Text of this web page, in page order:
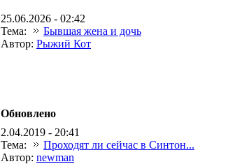
25.06.2026 - 02:42
Тема:
Бывшая жена и дочь
Автор: Рыжий Кот
Обновлено
2.04.2019 - 20:41
Тема:
Проходят ли сейчас в Синтон...
Автор: newman